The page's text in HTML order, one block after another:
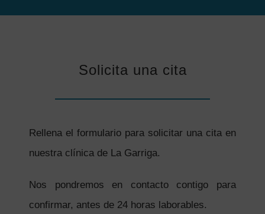
Solicita una cita
Rellena el formulario para solicitar una cita en
nuestra clínica de La Garriga.
Nos pondremos en contacto contigo para
confirmar, antes de 24 horas laborables.